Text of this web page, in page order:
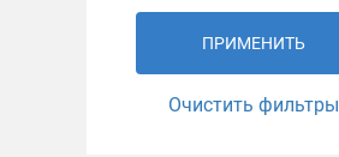
ПРИМЕНИТЬ
Очистить фильтры